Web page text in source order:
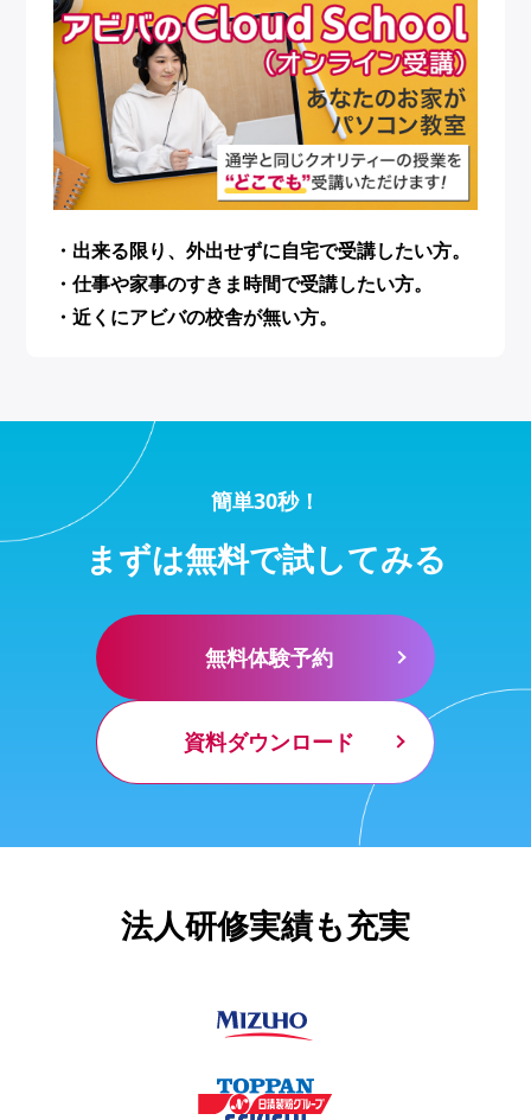
・出来る限り、外出せずに自宅で受講したい方。
・仕事や家事のすきま時間で受講したい方。
・近くにアビバの校舎が無い方。
簡単30秒！
まずは無料で試してみる
無料体験予約
資料ダウンロード
法人研修実績も充実